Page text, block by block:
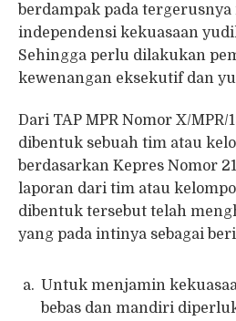
berdampak pada
independensi kekuasaan
Sehingga perlu dilakukan
kewenangan eksekutif dan
Dari TAP MPR Nomor X/
dibentuk sebuah tim atau
berdasarkan Kepres Nomor
laporan dari tim atau
dibentuk tersebut telah
yang pada intinya sebagai
Untuk menjamin
bebas dan mandiri